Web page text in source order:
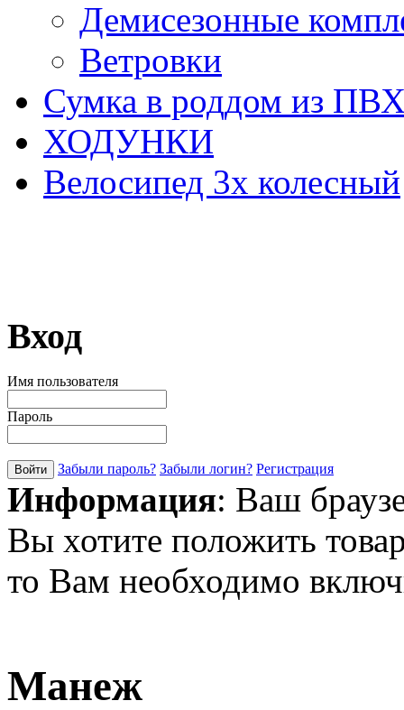
Демисезонные
Ветровки
Сумка в роддом из
ХОДУНКИ
Велосипед 3х колесный
Вход
Имя пользователя
Пароль
Забыли пароль? Забыли логин? Регистрация
Информация: Ваш
Вы хотите положить
то Вам необходимо
Манеж